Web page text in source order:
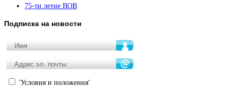
75-ти летие ВОВ
Подписка на новости
'Условия и положения'